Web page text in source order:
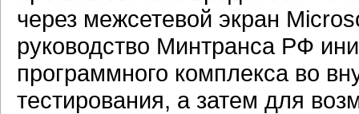
через межсетевой экран
руководство Минтранса РФ
программного комплекса во
тестирования, а затем для